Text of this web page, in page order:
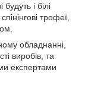
і білі
трофеї,
обладнанні,
виробів, та
експертами